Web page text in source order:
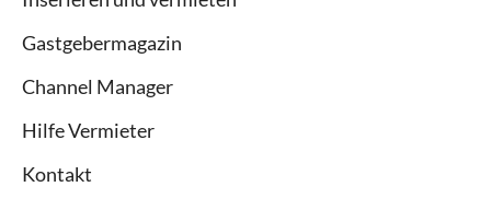
Gastgebermagazin
Channel Manager
Hilfe Vermieter
Kontakt